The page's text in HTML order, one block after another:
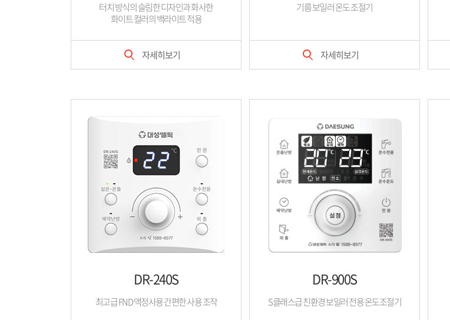
터치 방식의 슬림한 디자인과 화사한
화이트 컬러의 백라이트 적용
자세히보기
기름 보일러 온도 조절기
자세히보기
DR-240S
최고급 FND 액정사용 간편한 사용 조작
DR-900S
S클래스급 친환경 보일러 전용 온도조절기